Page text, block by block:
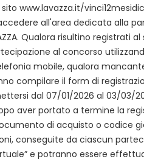
sito www.lavazza.it/
all'area dedicata alla
Qualora risultino registrati al
al concorso
mobile, qualora
compilare il form di
dal 07/01/2026 al 03/03/
aver portato a termine la
di acquisto o codice
conseguite da ciascun
e potranno essere